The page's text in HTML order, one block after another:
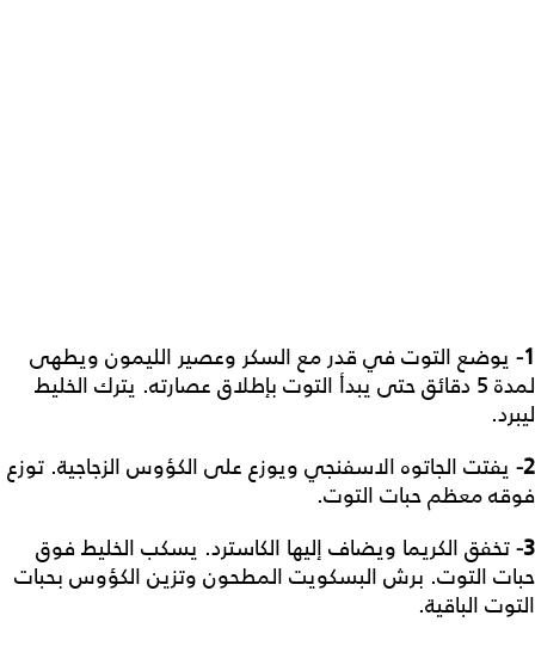
1- يوضع التوت في قدر مع السكر وعصير الليمون ويطهى
لمدة 5 دقائق حتى يبدأ التوت بإطلاق عصارته. يترك الخليط
ليبرد.
2- يفتت الجاتوه الاسفنجي ويوزع على الكؤوس الزجاجية. توزع
فوقه معظم حبات التوت.
3- تخفق الكريما ويضاف إليها الكاسترد. يسكب الخليط فوق
حبات التوت. برش البسكويت المطحون وتزين الكؤوس بحبات
التوت الباقية.